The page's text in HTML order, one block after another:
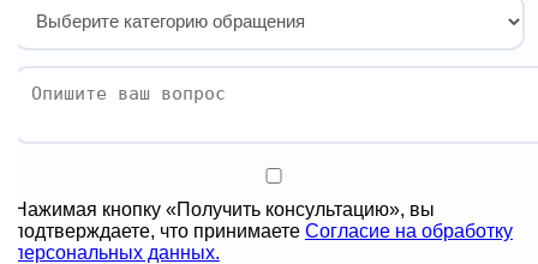
кнопку «Получить консультацию», вы
что принимаетеСогласие на обработку
данных.